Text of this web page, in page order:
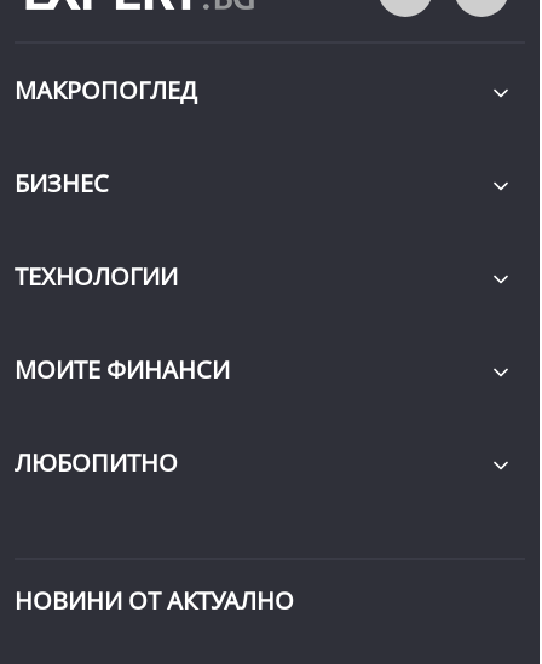
МАКРОПОГЛЕД
БИЗНЕС
ТЕХНОЛОГИИ
МОИТЕ ФИНАНСИ
ЛЮБОПИТНО
НОВИНИ ОТ АКТУАЛНО